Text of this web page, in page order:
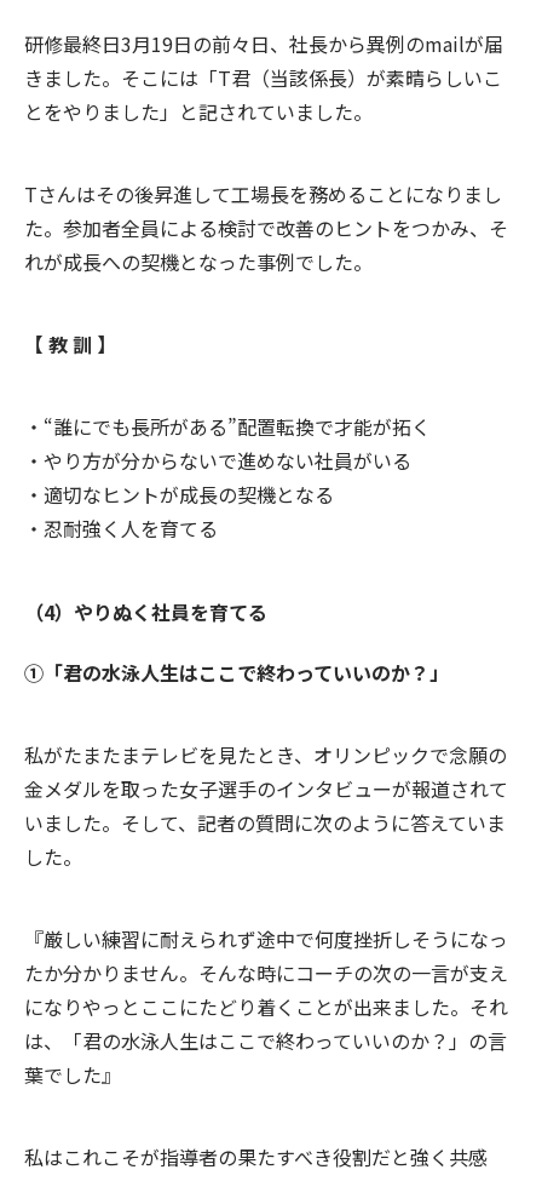
研修最終日3月19日の前々日、社長から異例のmailが届
きました。そこには「T君（当該係長）が素晴らしいこ
とをやりました」と記されていました。
Tさんはその後昇進して工場長を務めることになりまし
た。参加者全員による検討で改善のヒントをつかみ、そ
れが成長への契機となった事例でした。
【 教 訓 】
・“誰にでも長所がある”配置転換で才能が拓く
・やり方が分からないで進めない社員がいる
・適切なヒントが成長の契機となる
・忍耐強く人を育てる
（4）やりぬく社員を育てる
①「君の水泳人生はここで終わっていいのか？」
私がたまたまテレビを見たとき、オリンピックで念願の
金メダルを取った女子選手のインタビューが報道されて
いました。そして、記者の質問に次のように答えていま
した。
『厳しい練習に耐えられず途中で何度挫折しそうになっ
たか分かりません。そんな時にコーチの次の一言が支え
になりやっとここにたどり着くことが出来ました。それ
は、「君の水泳人生はここで終わっていいのか？」の言
葉でした』
私はこれこそが指導者の果たすべき役割だと強く共感